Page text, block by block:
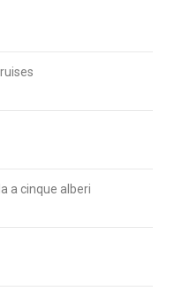
a cinque alberi